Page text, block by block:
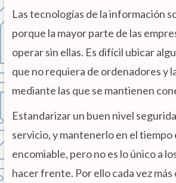
Las tecnologías de la información
porque la mayor parte de las
operar sin ellas. Es difícil ubicar
que no requiera de ordenadores y
mediante las que se mantienen
Estandarizar un buen nivel
servicio, y mantenerlo en el tiempo
encomiable, pero no es lo único a
hacer frente. Por ello cada vez más